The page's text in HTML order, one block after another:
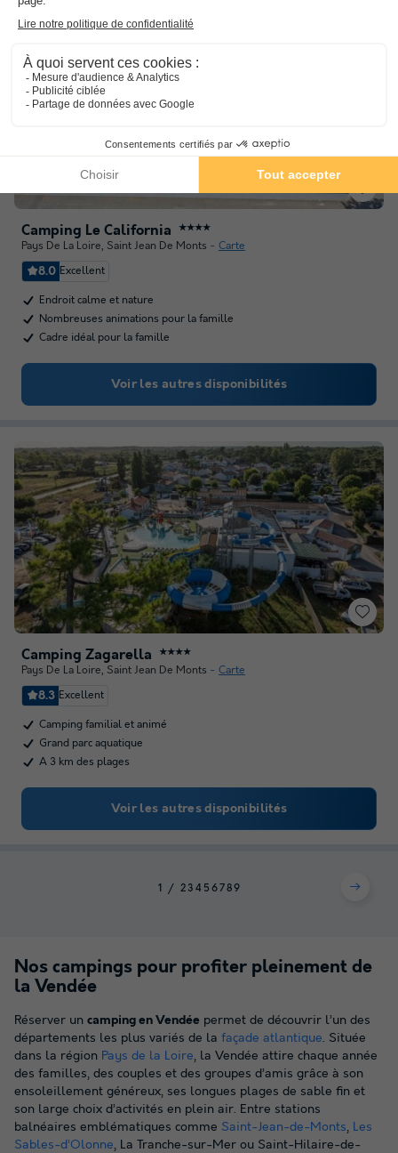
Camping Le California ★★★★
Pays De La Loire, Saint Jean De Monts Carte
8.0 Excellent
Endroit calme et nature
Nombreuses animations pour la famille
Cadre idéal pour la famille
Voir les autres disponibilités
Camping Zagarella ★★★★
Pays De La Loire, Saint Jean De Monts Carte
8.3 Excellent
Camping familial et animé
Grand parc aquatique
A 3 km des plages
Voir les autres disponibilités
1 2 3 4 5 6789
Nos campings pour profiter pleinement de
la Vendée
Réserver un camping en Vendée permet de découvrir l’un des
départements les plus variés de la façade atlantique. Située
dans la région Pays de la Loire, la Vendée attire chaque année
des familles, des couples et des groupes d’amis grâce à son
ensoleillement généreux, ses longues plages de sable fin et
son large choix d’activités en plein air. Entre stations
balnéaires emblématiques comme Saint-Jean-de-Monts, Les
Sables-d’Olonne, La Tranche-sur-Mer ou Saint-Hilaire-de-